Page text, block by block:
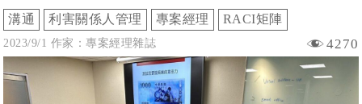
溝通 利害關係人管理 專案經理 RACI矩陣
2023/9/1 作家：專案經理雜誌 4270